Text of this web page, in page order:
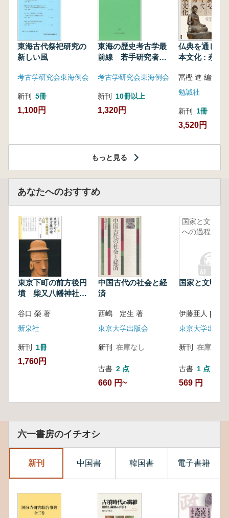
東海古代祭祀研究の
新しい風
考古学研究会東海例会
新刊 5冊
1,100円
東海の歴史考古学最
前線 若手研究者を
考古学研究会東海例会
新刊 10冊以上
1,320円
仏典を通して
本文化 : 奈良
容・融合・展
冨樫 進 編集
勉誠社
新刊 1冊
3,520円
もっと見る
あなたへのおすすめ
東京下町の前方後円
墳 柴又八幡神社古
谷口 榮 著
新泉社
新刊 1冊
1,760円
中国古代の社会と経
済
西嶋 定生 著
東京大学出版会
新刊 在庫なし
古書 2 点
660 円~
国家と文明
への過程
国家と文明へ
伊藤亜人 [ほか
東京大学出版会
新刊 在庫なし
古書 1 点
569 円
六一書房のイチオシ
新刊 中国書 韓国書 電子書籍